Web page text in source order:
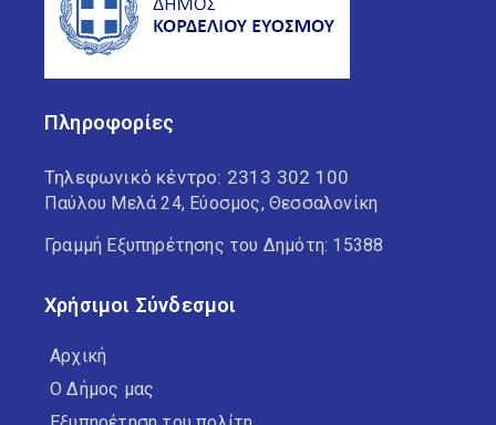
Πληροφορίες
Τηλεφωνικό κέντρο: 2313 302 100
Παύλου Μελά 24, Εύοσμος, Θεσσαλονίκη
Γραμμή Εξυπηρέτησης του Δημότη: 15388
Χρήσιμοι Σύνδεσμοι
Αρχική
Ο Δήμος μας